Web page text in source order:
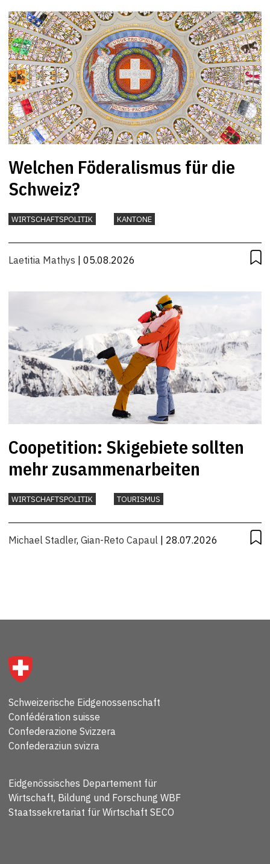
Welchen Föderalismus für die
Schweiz?
WIRTSCHAFTSPOLITIK KANTONE
Laetitia Mathys | 05.08.2026
Coopetition: Skigebiete sollten
mehr zusammenarbeiten
WIRTSCHAFTSPOLITIK TOURISMUS
Michael Stadler, Gian-Reto Capaul | 28.07.2026
Schweizerische Eidgenossenschaft
Confédération suisse
Confederazione Svizzera
Confederaziun svizra
Eidgenössisches Departement für
Wirtschaft, Bildung und Forschung WBF
Staatssekretariat für Wirtschaft SECO